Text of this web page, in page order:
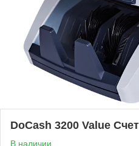
DoCash 3200 Value
В наличии